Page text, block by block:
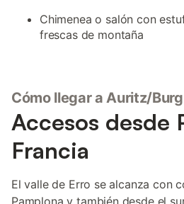
Chimenea o salón con
frescas de montaña
Cómo llegar a Auritz/
Accesos desde
Francia
El valle de Erro se alcanza con
Pamplona y también desde el